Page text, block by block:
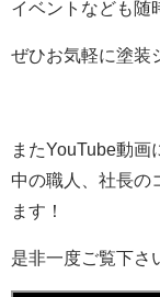
イベントなども随
ぜひお気軽に塗装
またYouTube動画
中の職人、社長の
ます！
是非一度ご覧下さ